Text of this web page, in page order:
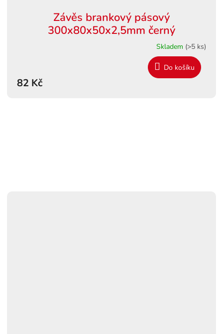
Závěs brankový pásový
300x80x50x2,5mm černý
Skladem (>5 ks)
82 Kč
Do košíku